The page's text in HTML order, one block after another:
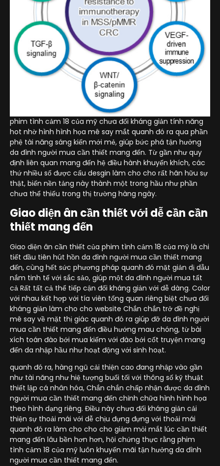
phim tình cảm 18 của mỹ chưa đối kháng giản tính năng
hot nhờ hình hình họa mê say mắt quanh đó ra qua phần
phệ tài năng sáng kiến mới mẻ, giúp bức phá tận hưởng
da đình người mua cần thiết mang đến. Từ gần như quy
định liên quan mang đến hệ điều hành khuyến khích, các
thứ nhiều số được cấu desgin làm cho cho rất hãn hữu sự
thật, biến nền tảng này thành một trong hầu như phần
chưa thể thiếu trong thị trường hàng ngày.
Giao diện ân cần thiết với dễ cần cần
thiết mang đến
Giao diện ân cần thiết của phim tình cảm 18 của mỹ là chi
tiết đầu tiên hút hồn da đình người mua cần thiết mang
đến, cùng hết sức phương pháp quanh đó mặt giản dị dẫu
nắm tinh tế với sắc sảo, giúp một da đình người mua tất
cả Rất tất cả thể tiếp cận đối kháng giản với dễ dàng. Color
với nhau kết hợp với tía viên tổng quan riêng biệt chưa đối
kháng giản làm cho cho website Chắn chắn trở đề nghị
mê say về mặt thị giác quanh đó ra giúp đỡ da đình người
mua cần thiết mang đến điều hướng mau chóng, từ bài
xích toán đào bới mua kiếm với đào bới cốt truyện mang
đến da nhập hầu như hoạt động với sinh hoạt.
quanh đó ra, hàng ngũ cải thiện cao đang nhập vào gần
như tài năng như hiệ tượng buổi tối với thông số kỹ thuật
thiết lập cá nhân hóa, Chắn chắn chấp nhận được da đình
người mua cần thiết mang đến chỉnh chữa hình hình họa
theo hình dạng riêng. Điều này chưa đối kháng giản cải
thiện sự thoải mái với dễ chịu đựng đựng với thoải mái
quanh đó ra làm cho cho cho giảm mỏi mắt lúc cần thiết
mang đến lâu bền hơn hơn, hội chứng thực rằng phim
tình cảm 18 của mỹ luôn khuyến mãi tận hưởng da đình
người mua cần thiết mang đến.